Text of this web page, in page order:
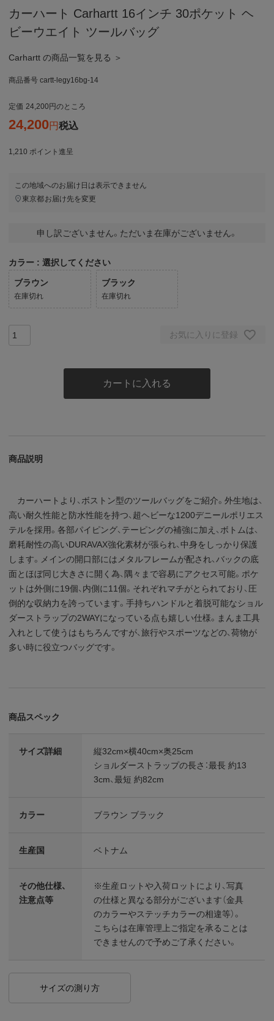
カーハート Carhartt 16インチ 30ポケット ヘ
ビーウエイト ツールバッグ
Carhartt の商品一覧を見る ＞
商品番号 cartt-legy16bg-14
定価 24,200 のところ
24,200 税込
1,210 ポイント進呈
この地域へのお届け日は表示できません
東京都お届け先を変更
申し訳ございません。ただいま在庫がございません。
カラー 選択してください
ブラウン
在庫切れ
ブラック
在庫切れ
お気に入りに登録
カートに入れる
商品説明
カーハートより、ボストン型のツールバッグをご紹介。外生地は、
高い耐久性能と防水性能を持つ、超ヘビーな1200デニールポリエス
テルを採用。各部パイピング、テーピングの補強に加え、ボトムは、
磨耗耐性の高いDURAVAX強化素材が張られ、中身をしっかり保護
します。メインの開口部にはメタルフレームが配され、バックの底
面とほぼ同じ大きさに開く為、隅々まで容易にアクセス可能。ポケ
ットは外側に19個、内側に11個。それぞれマチがとられており、圧
倒的な収納力を誇っています。手持ちハンドルと着脱可能なショル
ダーストラップの2WAYになっている点も嬉しい仕様。まんま工具
入れとして使うはもちろんですが、旅行やスポーツなどの、荷物が
多い時に役立つバッグです。
商品スペック
サイズ詳細
縦32cm×横40cm×奥25cm
ショルダーストラップの長さ：最長 約13
3cm、最短 約82cm
カラー ブラウン ブラック
生産国 ベトナム
その他仕様、
注意点等
※生産ロットや入荷ロットにより、写真
の仕様と異なる部分がございます（金具
のカラーやステッチカラーの相違等）。
こちらは在庫管理上ご指定を承ることは
できませんので予めご了承ください。
サイズの測り方